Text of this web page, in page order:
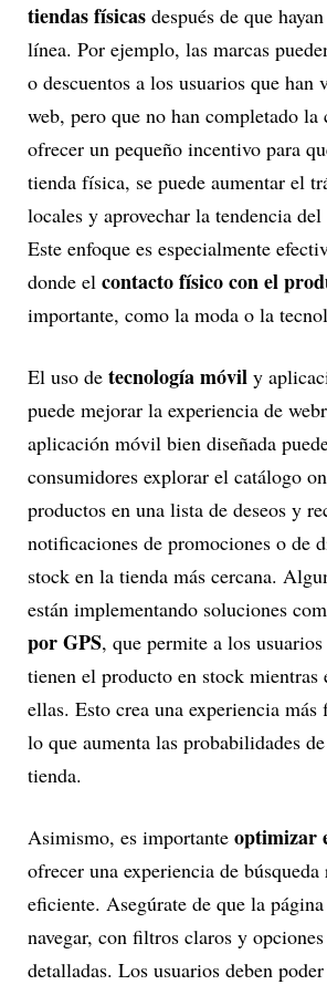
tiendas físicas después de que
línea. Por ejemplo, las marcas
o descuentos a los usuarios que han
web, pero que no han completado
ofrecer un pequeño incentivo para
tienda física, se puede aumentar el
locales y aprovechar la tendencia
Este enfoque es especialmente
donde el contacto físico con el
importante, como la moda o la
El uso de tecnología móvil y
puede mejorar la experiencia de
aplicación móvil bien diseñada
consumidores explorar el catálogo
productos en una lista de deseos y
notificaciones de promociones o de
stock en la tienda más cercana.
están implementando soluciones
por GPS, que permite a los
tienen el producto en stock mientras
ellas. Esto crea una experiencia
lo que aumenta las probabilidades
tienda.
Asimismo, es importante optimizar
ofrecer una experiencia de
eficiente. Asegúrate de que la
navegar, con filtros claros y
detalladas. Los usuarios deben